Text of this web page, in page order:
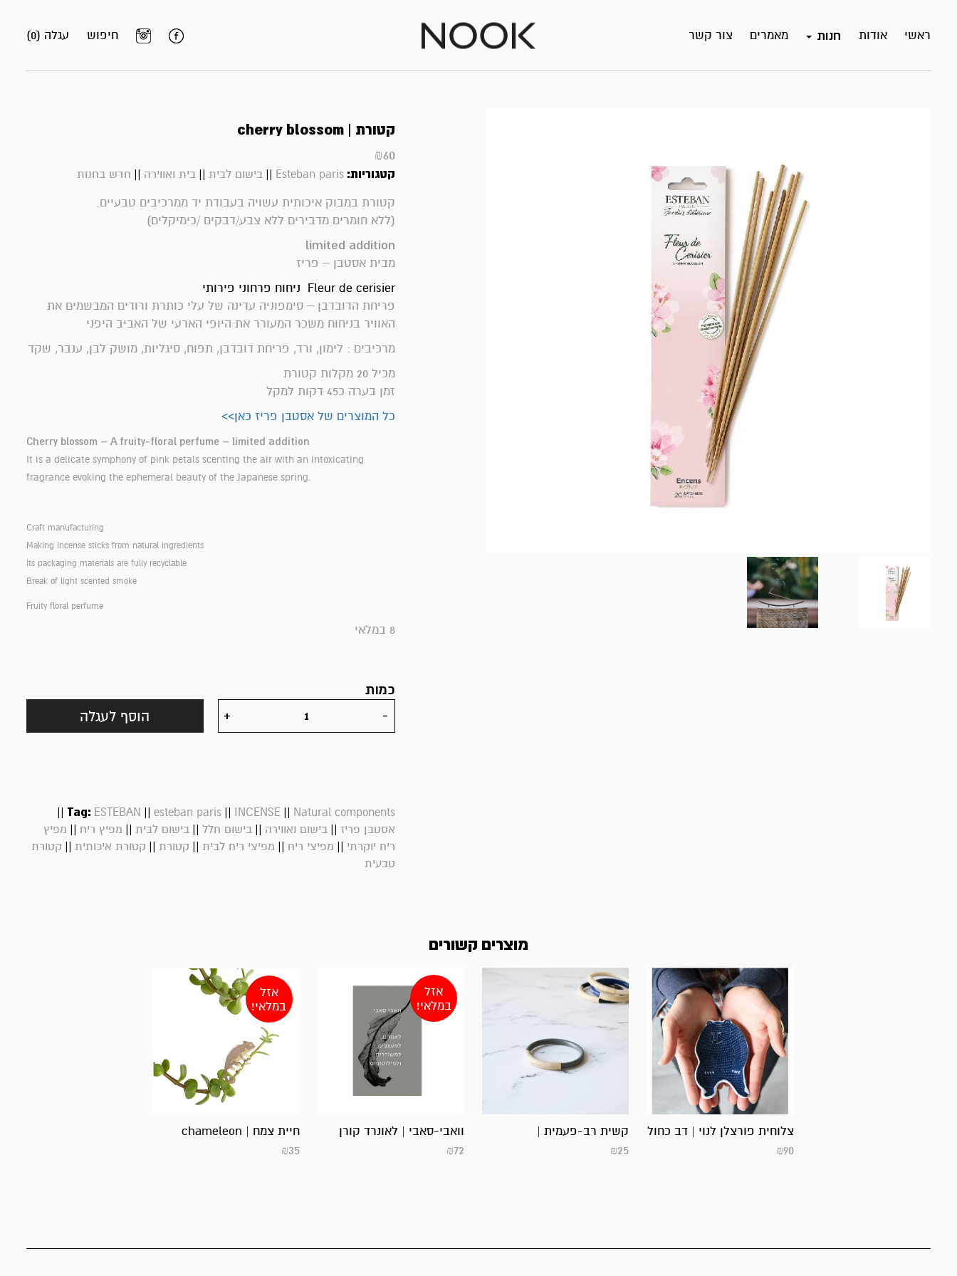
ראשי אודות חנות מאמרים צור קשר עגלה (0) חיפוש
קטורת | cherry blossom
₪60
קטגוריות: Esteban paris
||בישום לבית ||בית ואווירה || חדש בחנות
קטורת במבוק איכותית עשויה בעבודת יד ממרכיבים טבעיים.
(ללא חומרים מדבירים ללא צבע/דבקים /כימיקלים)
limited addition
מבית אסטבן – פריז
Fleur de cerisier ניחוח פרחוני פירותי
פריחת הדובדבן – סימפוניה עדינה של עלי כותרת ורודים המבשמים את
האוויר בניחוח משכר המעורר את היופי הארעי של האביב היפני
מרכיבים : לימון, ורד, פריחת דובדבן, תפוח, סיגליות, מושק לבן, ענבר, שקד
מכיל 20 מקלות קטורת
זמן בערה כ45 דקות למקל
כל המוצרים של אסטבן פריז כאן>>
Cherry blossom – A fruity-floral perfume – limited addition
It is a delicate symphony of pink petals scenting the air with an intoxicating
fragrance evoking the ephemeral beauty of the Japanese spring.
Craft manufacturing
Making incense sticks from natural ingredients
Its packaging materials are fully recyclable
Break of light scented smoke
Fruity floral perfume
8 במלאי
כמות
הוסף לעגלה
Tag: ESTEBAN || esteban paris|| INCENSE|| Natural components
||
אסטבן פריז ||בישום ואווירה ||בישום חלל ||בישום לבית || מפיץ ריח || מפיץ
ריח יוקרתי || מפיצי ריח || מפיצי ריח לבית || קטורת || קטורת איכותית || קטורת
טבעית
מוצרים קשורים
צלוחית פורצלן לנוי | דב כחול
₪90
קשית רב-פעמית |
₪25
אזל
במלאי!
וואבי-סאבי | לאונרד קורן
₪72
אזל
במלאי!
חיית צמח | chameleon
₪35